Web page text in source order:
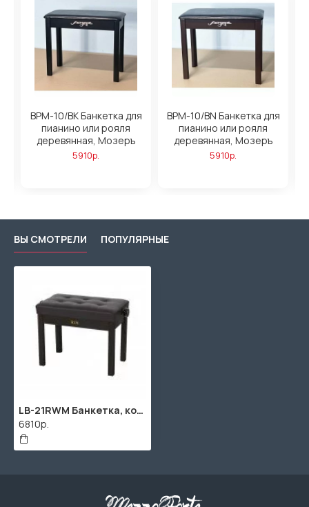
BPM-10/BK Банкетка для
пианино или рояля
деревянная, Мозеръ
5910р.
BPM-10/BN Банкетка для
пианино или рояля
деревянная, Мозеръ
5910р.
ВЫ СМОТРЕЛИ ПОПУЛЯРНЫЕ
LB-21RWM Банкетка, коричневая, искусственная кожа, Rin
6810р.